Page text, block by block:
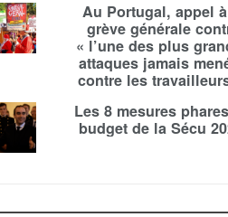
Au Portugal, appel
grève générale
« l’une des plus
attaques jamais
contre les
Les 8 mesures
budget de la Sécu